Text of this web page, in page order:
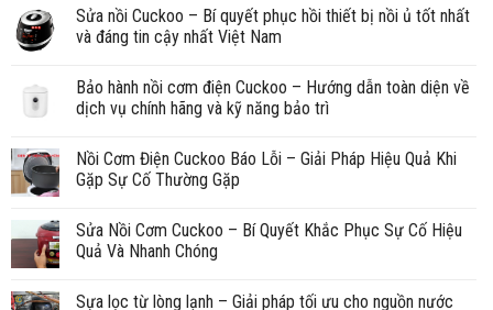
Sửa nồi Cuckoo – Bí quyết phục hồi thiết bị nồi ủ tốt nhất
và đáng tin cậy nhất Việt Nam
Bảo hành nồi cơm điện Cuckoo – Hướng dẫn toàn diện về
dịch vụ chính hãng và kỹ năng bảo trì
Nồi Cơm Điện Cuckoo Báo Lỗi – Giải Pháp Hiệu Quả Khi
Gặp Sự Cố Thường Gặp
Sửa Nồi Cơm Cuckoo – Bí Quyết Khắc Phục Sự Cố Hiệu
Quả Và Nhanh Chóng
Sựa lọc từ lòng lạnh – Giải pháp tối ưu cho nguồn nước